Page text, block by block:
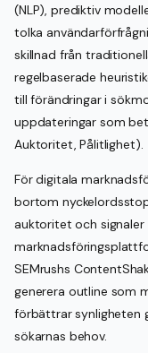
(NLP), prediktiv
tolka
skillnad från
regelbaserade
till förändringar i
uppdateringar som
Auktoritet, Pålitlighet).
För digitala
bortom
auktoritet och signaler
SEMrushs
generera outline som
förbättrar synligheten
sökarnas behov.